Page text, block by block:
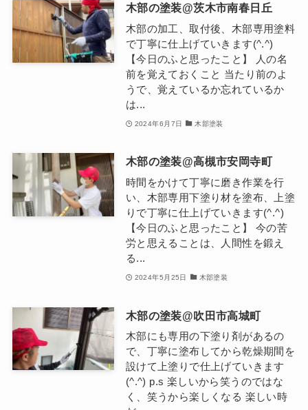
木部の塗装@茨木市南春日丘
木部の加工、取付後、木部専用塗料
で丁寧に仕上げていきます(^.^)
【今日のふと思ったこと】 人の名
前を覚えておくこと 当たり前のよ
うで、覚えているか忘れているか
は...
2024年6月7日 木部塗装
木部の塗装@高槻市安岡寺町
時間をかけて丁寧に磨き作業を行
い、木部専用下塗り材を塗布、上塗
りで丁寧に仕上げていきます(^.^)
【今日のふと思ったこと】 今の苦
労と思えることは、人間性を鍛え
る...
2024年5月25日 木部塗装
木部の塗装@吹田市高城町
木部にも専用の下塗り剤があるの
で、丁寧に塗布してから乾燥期間を
設けて上塗りで仕上げていきます
(^.^) p.s 楽しいから笑うのではな
く、笑うから楽しくなる 楽しい時